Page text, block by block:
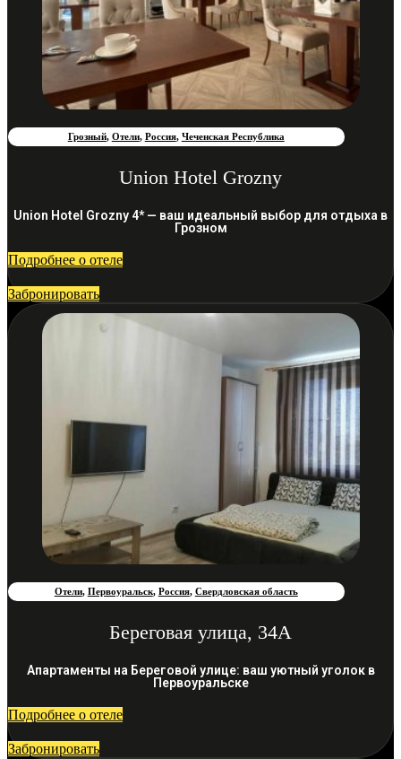
Грозный, Отели, Россия, Чеченская Республика
Union Hotel Grozny
Union Hotel Grozny 4* — ваш идеальный выбор для отдыха в
Грозном
Подробнее о отеле
Забронировать
Отели, Первоуральск, Россия, Свердловская область
Береговая улица, 34А
Апартаменты на Береговой улице: ваш уютный уголок в
Первоуральске
Подробнее о отеле
Забронировать